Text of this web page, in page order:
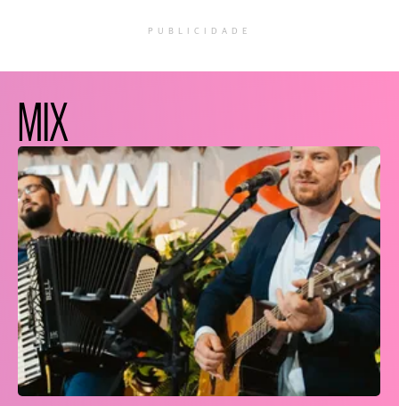
PUBLICIDADE
MIX